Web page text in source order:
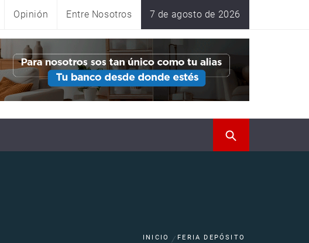
Opinión Entre Nosotros 7 de agosto de 2026
INICIO FERIA DEPÓSITO